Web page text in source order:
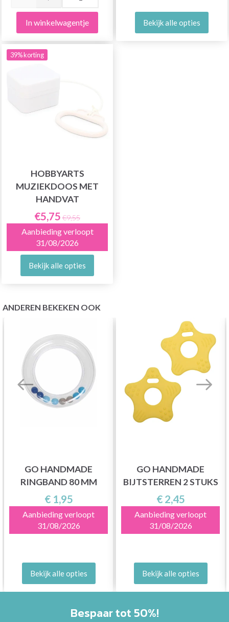
In winkelwagentje Bekijk alle opties
39% korting
HOBBYARTS
MUZIEKDOOS MET
HANDVAT
€5,75 €9,55
Aanbieding verloopt
31/08/2026
Bekijk alle opties
ANDEREN BEKEKEN OOK
GO HANDMADE
RINGBAND 80 MM
€ 1,95
Aanbieding verloopt
31/08/2026
Bekijk alle opties
GO HANDMADE
BIJTSTERREN 2 STUKS
€ 2,45
Aanbieding verloopt
31/08/2026
Bekijk alle opties
Bespaar tot 50%!